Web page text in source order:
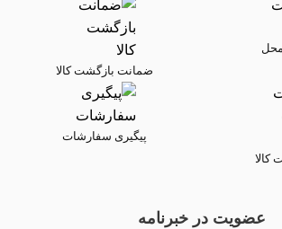
ضمانت بازگشت کالا
کالا
پیگیری سفارشات
عضویت در خبرنامه